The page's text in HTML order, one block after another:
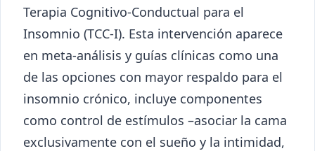
Terapia Cognitivo-Conductual para el
Insomnio (TCC-I). Esta intervención aparece
en meta-análisis y guías clínicas como una
de las opciones con mayor respaldo para el
insomnio crónico, incluye componentes
como control de estímulos –asociar la cama
exclusivamente con el sueño y la intimidad,